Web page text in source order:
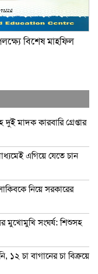
বিশেষ মাহফিল
মাদক কারবারি গ্রেপ্তার
এগিয়ে যেতে চান
নিয়ে সরকারের
মুখোমুখি সংঘর্ষ: শিশুসহ
১২ চা বাগানের চা বিক্রয়ে